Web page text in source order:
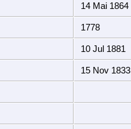
14 Mai 1864
1778
10 Jul 1881
15 Nov 1833